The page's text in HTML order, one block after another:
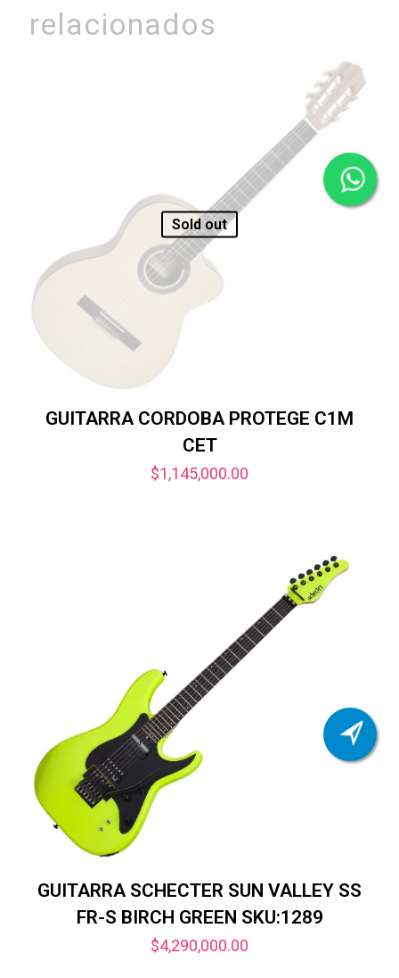
relacionados
Sold out
GUITARRA CORDOBA PROTEGE C1M
CET
$1,145,000.00
GUITARRA SCHECTER SUN VALLEY SS
FR-S BIRCH GREEN SKU:1289
$4,290,000.00